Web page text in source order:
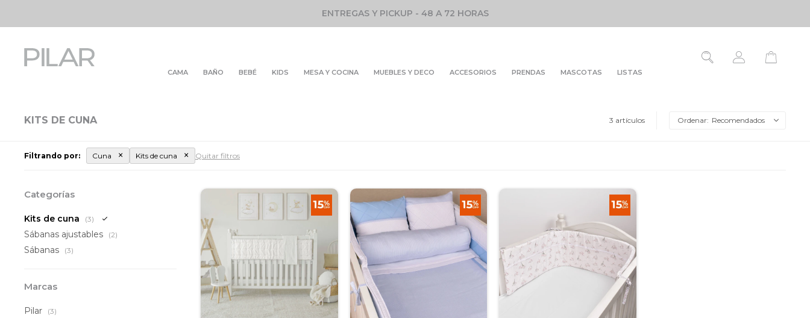
ENTREGAS Y PICKUP - 48 A 72 HORAS
CAMA BAÑO BEBÉ KIDS MESA Y COCINA MUEBLES Y DECO ACCESORIOS PRENDAS MASCOTAS LISTAS
KITS DE CUNA 3 artículos Recomendados
Filtrando por: Cuna Kits de cuna Quitar filtros
Categorías
Kits de cuna (3)
Sábanas ajustables (2)
Sábanas (3)
Marcas
Pilar (3)